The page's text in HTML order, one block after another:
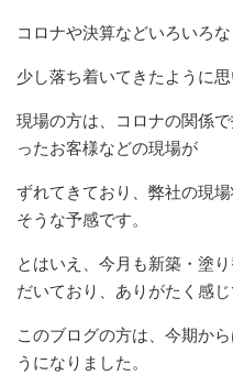
コロナや決算などいろいろ
少し落ち着いてきたように思
現場の方は、コロナの関係
ったお客様などの現場が
ずれてきており、弊社の現
そうな予感です。
とはいえ、今月も新築・塗
だいており、ありがたく感じ
このブログの方は、今期か
うになりました。